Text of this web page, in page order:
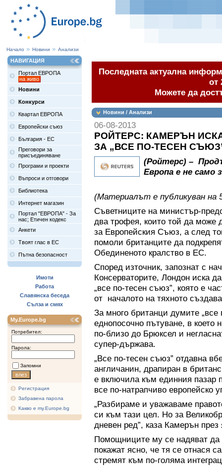
Начало Новини Анализи
НАВИГАЦИЯ
Портал ЕВРОПА
на живо
Новини
Конкурси
Квартал ЕВРОПА
Европейски съюз
България - ЕС
Преговори за
присъединяване
Програми и проекти
Въпроси и отговори
Библиотека
Интернет магазин
Портал "ЕВРОПА" - За
нас; Етичен кодекс
Анкети
Твоят глас в ЕС
Пътна безопасност
Имоти
Работа
Славянска беседа
Сълза и смях
My.Europe.bg
Потребител:
Парола:
Запомни
Регистрация
Забравена парола
Какво е my.Europe.bg
Последната актуална
от
Можете да
Новини / Анализи
06-08-2013
РОЙТЕРС: КАМЕРЪН
ЗА „ВСЕ ПО-ТЕСЕН
(Ройтерс) –
Европа е не само
(Материалът е публикуван на
Съветниците на министър-
два трофея, които той да може
за Европейския Съюз, а след
помоли британците да
Обединеното кралство в ЕС.
Според източник, запознат с
Консерваторите, Лондон иска
„все по-тесен съюз”, която е
от началото на тяхното
За много британци думите „все
еднопосочно пътуване, в което
по-близо до Брюксел и
супер-държава.
„Все по-тесен съюз” отдавна
англичанин, драпиран в
е включила към единния пазар
все по-натрапчиво европейско
„Разбираме и уважаваме
си към тази цел. Но за
дневен ред”, каза Камерън през
Помощниците му се надяват
покажат ясно, че тя се отнася
стремят към по-голяма